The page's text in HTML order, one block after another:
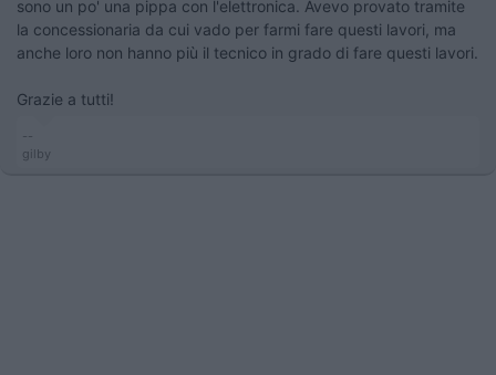
sono un po' una pippa con l'elettronica. Avevo provato tramite
la concessionaria da cui vado per farmi fare questi lavori, ma
anche loro non hanno più il tecnico in grado di fare questi lavori.
Grazie a tutti!
--
gilby